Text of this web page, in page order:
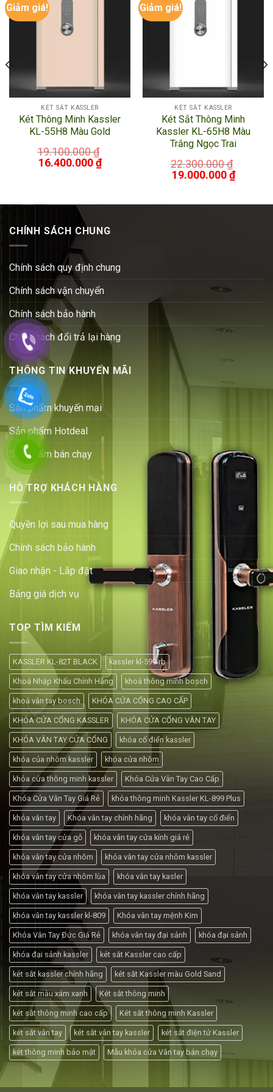
Giảm giá!
KÉT SẮT KASSLER
Két Thông Minh Kassler
KL-55H8 Màu Gold
19.100.000₫
16.400.000₫
Giảm giá!
KÉT SẮT KASSLER
Két Sắt Thông Minh
Kassler KL-65H8 Màu
Trắng Ngọc Trai
22.300.000₫
19.000.000₫
CHÍNH SÁCH CHUNG
Chính sách quy định chung
Chính sách vận chuyển
Chính sách bảo hành
Chính sách đổi trả lại hàng
THÔNG TIN KHUYẾN MÃI
Sản phẩm khuyến mại
Sản phẩm Hotdeal
Sản phẩm bán chạy
HỖ TRỢ KHÁCH HÀNG
Quyền lợi sau mua hàng
Chính sách bảo hành
Giao nhận - Lắp đặt
Bảng giá dịch vụ
TOP TÌM KIẾM
KASSLER KL-82T BLACK kassler kl-599 rb
Khoá Nhập Khẩu Chính Hãng khoá thông minh bosch
khoá vân tay bosch KHÓA CỬA CỔNG CAO CẤP
KHÓA CỬA CỔNG KASSLER KHÓA CỬA CỔNG VÂN TAY
KHÓA VÂN TAY CỬA CỔNG khóa cổ điển kassler
khóa của nhôm kassler khóa cửa nhôm
khóa cửa thông minh kassler Khóa Cửa Vân Tay Cao Cấp
Khóa Cửa Vân Tay Giá Rẻ khóa thông minh Kassler KL-899 Plus
khóa vân tay Khóa vân tay chính hãng khóa vân tay cổ điển
khóa vân tay cửa gỗ khóa vân tay cửa kính giá rẻ
khóa vân tay cửa nhôm khóa vân tay cửa nhôm kassler
khóa vân tay cửa nhôm lùa khóa vân tay kasler
khóa vân tay kassler khóa vân tay kassler chính hãng
khóa vân tay kassler kl-809 Khóa vân tay mệnh Kim
Khóa Vân Tay Đức Giá Rẻ khóa vân tay đại sảnh khóa đại sảnh
khóa đại sảnh kassler két sắt Kassler cao cấp
két sắt kassler chính hãng két sắt Kassler màu Gold Sand
két sắt màu xám xanh Két sắt thông minh
két sắt thông minh cao cấp Két sắt thông minh Kassler
két sắt vân tay két sắt vân tay kassler két sắt điện tử Kassler
két thông minh bảo mật Mẫu khóa cửa Vân tay bán chạy